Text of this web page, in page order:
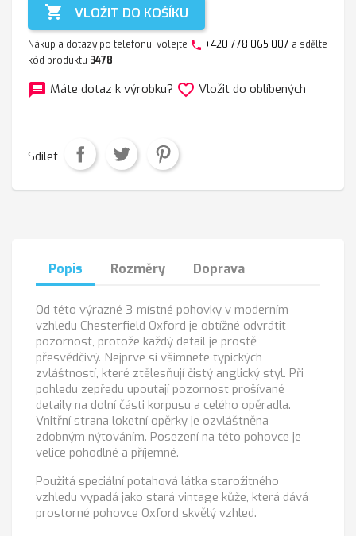
 VLOŽIT DO KOŠÍKU
Nákup a dotazy po telefonu, volejte phone +420 778 065 007 a sdělte
kód produktu 3478.
message Máte dotaz k výrobku? favorite_border Vložit do oblíbených
Sdílet
Popis Rozměry Doprava
Od této výrazné 3-místné pohovky v moderním
vzhledu Chesterfield Oxford je obtížné odvrátit
pozornost, protože každý detail je prostě
přesvědčivý. Nejprve si všimnete typických
zvláštností, které ztělesňují čistý anglický styl. Při
pohledu zepředu upoutají pozornost prošívané
detaily na dolní části korpusu a celého opěradla.
Vnitřní strana loketní opěrky je ozvláštněna
zdobným nýtováním. Posezení na této pohovce je
velice pohodlné a příjemné.
Použitá speciální potahová látka starožitného
vzhledu vypadá jako stará vintage kůže, která dává
prostorné pohovce Oxford skvělý vzhled.